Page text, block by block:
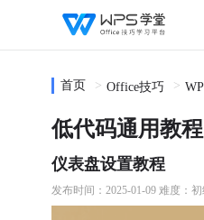
首页 Office技巧
低代码通用教程
仪表盘设置教程
发布时间：2025-01-09 难度：初